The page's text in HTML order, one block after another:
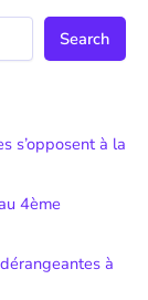
Search
s’opposent à la
4ème
à